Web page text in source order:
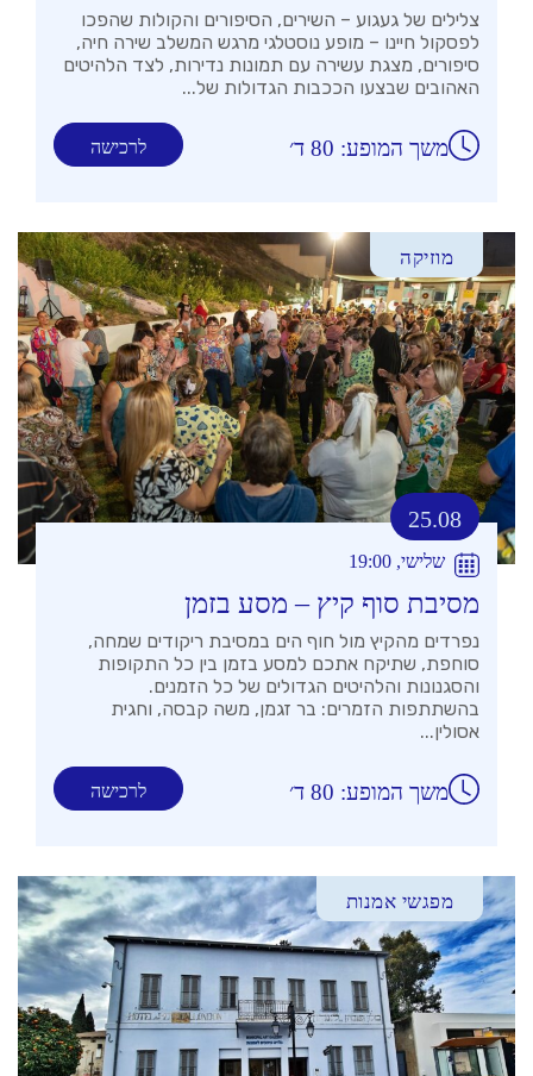
צלילים של געגוע – השירים, הסיפורים והקולות שהפכו
לפסקול חיינו – מופע נוסטלגי מרגש המשלב שירה חיה,
סיפורים, מצגת עשירה עם תמונות נדירות, לצד הלהיטים
האהובים שבצעו הככבות הגדולות של...
לרכישה משך המופע: 80 ד׳
מוזיקה
25.08
שלישי, 19:00
מסיבת סוף קיץ – מסע בזמן
נפרדים מהקיץ מול חוף הים במסיבת ריקודים שמחה,
סוחפת, שתיקח אתכם למסע בזמן בין כל התקופות
והסגנונות והלהיטים הגדולים של כל הזמנים.
בהשתתפות הזמרים: בר זגמן, משה קבסה, וחגית
אסולין...
לרכישה משך המופע: 80 ד׳
מפגשי אמנות